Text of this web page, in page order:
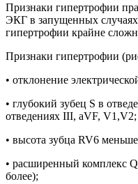
Признаки гипертрофии
ЭКГ в запущенных
гипертрофии крайне
Признаки гипертрофии
• отклонение
• глубокий зубец S в
отведениях III, aVF, V1,V2;
• высота зубца RV6
• расширенный комплекс
более);